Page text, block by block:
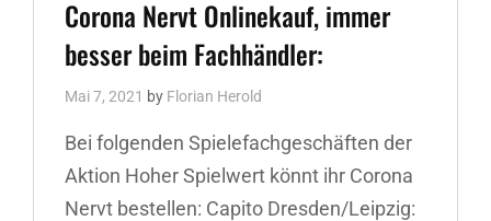
Corona Nervt Onlinekauf, immer
besser beim Fachhändler:
Mai 7, 2021 by Florian Herold
Bei folgenden Spielefachgeschäften der
Aktion Hoher Spielwert könnt ihr Corona
Nervt bestellen: Capito Dresden/Leipzig: